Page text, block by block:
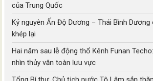
của Trung Quốc
Kỷ nguyên Ấn Độ Dương – Thái Bình Dương
khép lại
Hai năm sau lễ động thổ Kênh Funan
nhìn thủy văn toàn lưu vực